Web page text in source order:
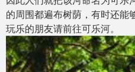
的周围都遍布树荫，有时还能
玩乐的朋友请前往可乐河。